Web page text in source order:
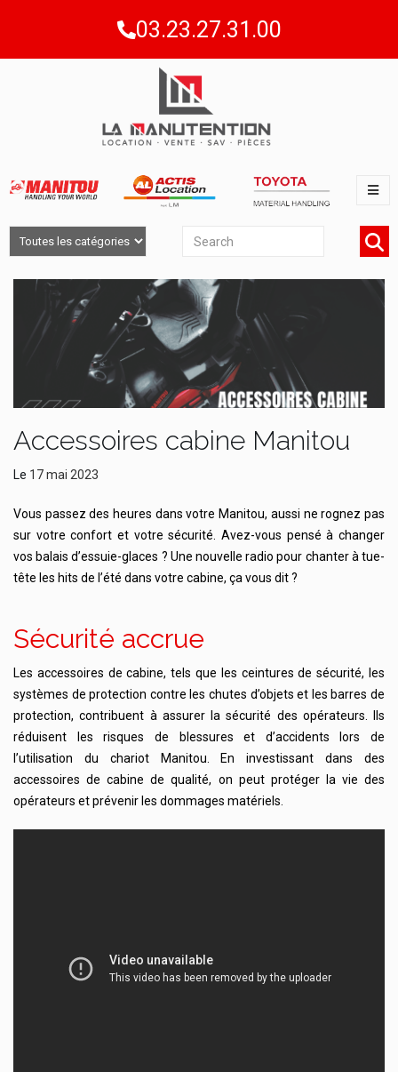
03.23.27.31.00
Accessoires cabine Manitou
Le 17 mai 2023
Vous passez des heures dans votre Manitou, aussi ne rognez pas
sur votre confort et votre sécurité. Avez-vous pensé à changer
vos balais d’essuie-glaces ? Une nouvelle radio pour chanter à tue-
tête les hits de l’été dans votre cabine, ça vous dit ?
Sécurité accrue
Les accessoires de cabine, tels que les ceintures de sécurité, les
systèmes de protection contre les chutes d’objets et les barres de
protection, contribuent à assurer la sécurité des opérateurs. Ils
réduisent les risques de blessures et d’accidents lors de
l’utilisation du chariot Manitou. En investissant dans des
accessoires de cabine de qualité, on peut protéger la vie des
opérateurs et prévenir les dommages matériels.